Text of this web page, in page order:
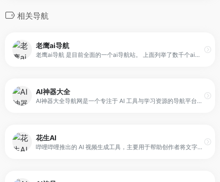
相关导航
老鹰ai导航
老鹰ai导航 是目前全面的一个ai导航站。 上面列举了数千个ai的实用工具， 收录和推荐国内外热门、创意、有趣、前沿的AI工具和网站,，提供了一个快速访问任意人工智能网站的门户和入口，是目前不得多得的ai导航网站。
AI神器大全
AI神器大全导航网是一个专注于 AI 工具与学习资源的导航平台，收录国内外 5000+ 优质 AI 工具，并按用途分类展示。平台覆盖 AI 对话聊天、绘画设计、视频制作、写作办公、编程开发等多种工具类型，同时提供 AI 资讯、教程与技巧内容，帮助用户在使用工具的过程中获得学习支持。
花生AI
哔哩哔哩推出的 AI 视频生成工具，主要用于帮助创作者将文字或音频快速转换为视频内容。平台通过智能素材匹配与模板化视频制作，使用户能够在较短时间内生成完整的视频作品。